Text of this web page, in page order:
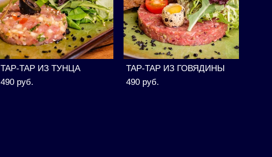
ТАР-ТАР ИЗ ТУНЦА
490 pуб.
ТАР-ТАР ИЗ ГОВЯДИНЫ
490 pуб.